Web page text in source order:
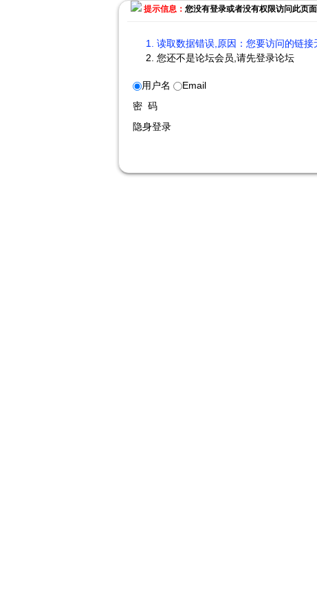
提示信息： 您没有登录或者没有权限访问此页面
读取数据错误,原因：您要访问的链
您还不是论坛会员,请先登录论坛
用户名
Email
密 码
隐身登录